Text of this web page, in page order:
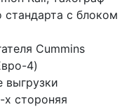
стандарта с блоком
Cummins
4)
выгрузки
стороняя